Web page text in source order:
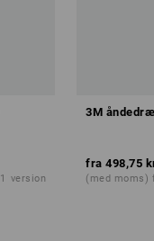
1 version
3M
fra 498,75
(med moms)